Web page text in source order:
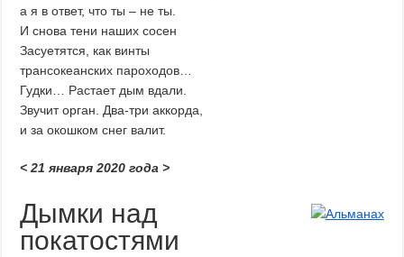
а я в ответ, что ты – не ты.
И снова тени наших сосен
Засуетятся, как винты
трансокеанских пароходов…
Гудки… Растает дым вдали.
Звучит орган. Два-три аккорда,
и за окошком снег валит.
< 21 января 2020 года >
Дымки над
покатостями